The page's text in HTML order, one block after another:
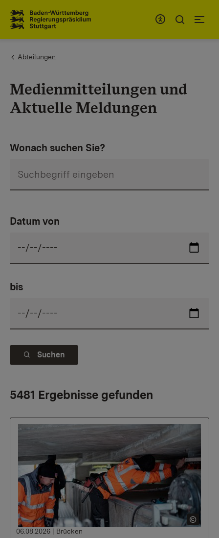
You are here:
Abteilungen
Medienmitteilungen und
Aktuelle Meldungen
Wonach suchen Sie?
Datum von
bis
Suchen
5481 Ergebnisse gefunden
06.08.2026 | Brücken